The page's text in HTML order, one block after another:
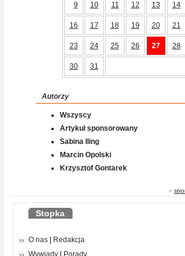
9 10 11 12 13 14
16 17 18 19 20 21
23 24 25 26 27 28
30 31
Autorzy
Wszyscy
Artykuł sponsorowany
Sabina Iling
Marcin Opolski
Krzysztof Gontarek
«
Stopka
O nas
Redakcja
Wywiady
Porady